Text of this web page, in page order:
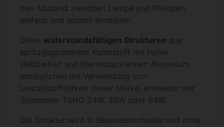
den Abstand zwischen Lampe und Pflanzen
einfach und schnell einstellen.
Diese widerstandsfähigen Strukturen aus
spritzgegossenem Kunststoff mit hoher
Haltbarkeit und thermolackiertem Aluminium
ermöglichen die Verwendung von
Leuchtstoffröhren dieser Marke, entweder der
Sunblaster T5HO 24W, 39W oder 54W.
Die Struktur wird in Sekundenschnelle und ohne